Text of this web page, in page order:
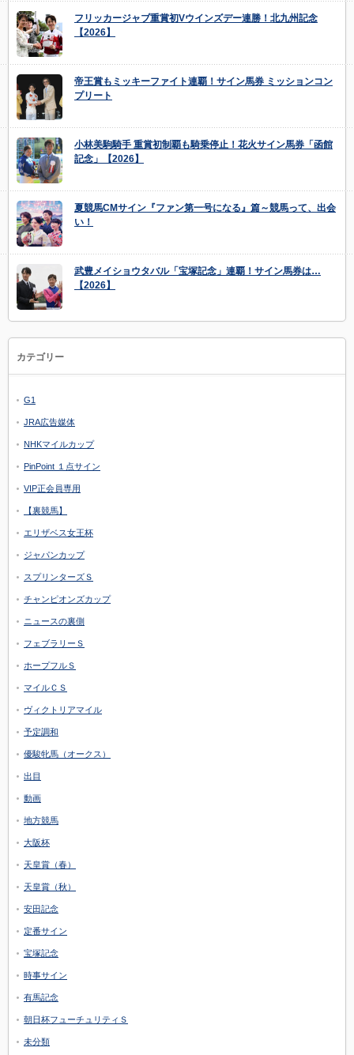
フリッカージャブ重賞初Vウインズデー連勝！北九州記念
【2026】
帝王賞もミッキーファイト連覇！サイン馬券 ミッションコン
プリート
小林美駒騎手 重賞初制覇も騎乗停止！花火サイン馬券「函館
記念」【2026】
夏競馬CMサイン『ファン第一号になる』篇～競馬って、出会
い！
武豊メイショウタバル「宝塚記念」連覇！サイン馬券は…
【2026】
カテゴリー
G1
JRA広告媒体
NHKマイルカップ
PinPoint １点サイン
VIP正会員専用
【裏競馬】
エリザベス女王杯
ジャパンカップ
スプリンターズＳ
チャンピオンズカップ
ニュースの裏側
フェブラリーＳ
ホープフルＳ
マイルＣＳ
ヴィクトリアマイル
予定調和
優駿牝馬（オークス）
出目
動画
地方競馬
大阪杯
天皇賞（春）
天皇賞（秋）
安田記念
定番サイン
宝塚記念
時事サイン
有馬記念
朝日杯フューチュリティＳ
未分類